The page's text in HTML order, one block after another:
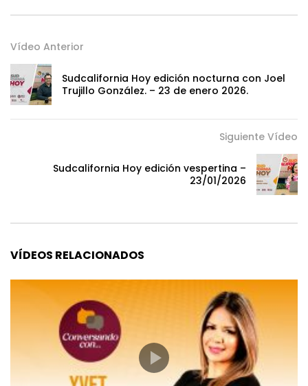
Vídeo Anterior
Sudcalifornia Hoy edición nocturna con Joel
Trujillo González. – 23 de enero 2026.
Siguiente Vídeo
Sudcalifornia Hoy edición vespertina –
23/01/2026
VÍDEOS RELACIONADOS